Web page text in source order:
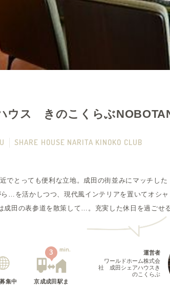
ウス きのこくらぶ
SHARE HOUSE NARITA KINOKO CLUB
フカボリ記事
でとっても便利な立地。成田の街並みにマッチし
…を活かしつつ、現代風インテリアを置いてオシ
成田の表参道を散策して…。充実した休日を過ごせ
集中
3 min.
京成成田駅ま
運営者
ワールドホーム株式会
社 成田シェアハウスき
のこくらぶ